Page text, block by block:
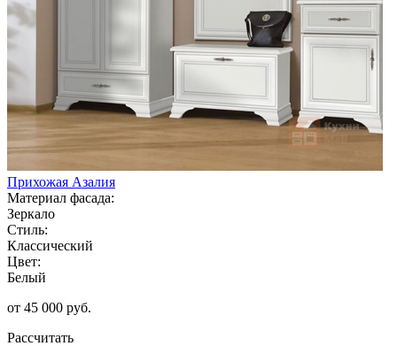
Прихожая Азалия
Материал фасада:
Зеркало
Стиль:
Классический
Цвет:
Белый
от 45 000 руб.
Рассчитать